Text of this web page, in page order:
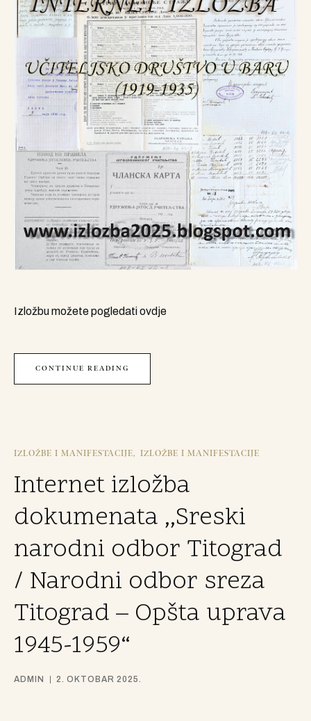
Izložbu možete pogledati ovdje
CONTINUE READING
IZLOŽBE I MANIFESTACIJE IZLOŽBE I MANIFESTACIJE
Internet izložba
dokumenata ,,Sreski
narodni odbor Titograd
/ Narodni odbor sreza
Titograd – Opšta uprava
1945-1959“
ADMIN 2. OKTOBAR 2025.